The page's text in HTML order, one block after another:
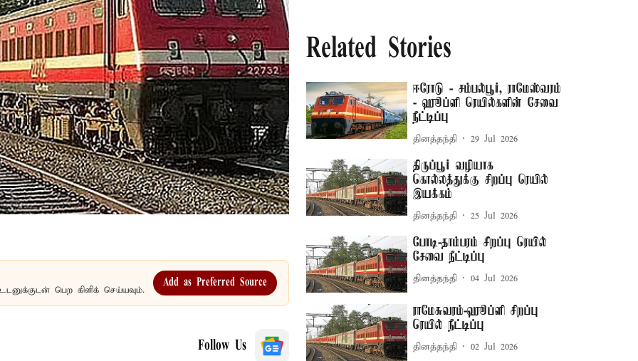
பெற கிளிக் செய்யவும்.
Add as Preferred Source
Follow Us
Related Stories
ஈரோடு - சம்பல்பூர், ராமேஸ்வரம்
- ஹூப்ளி ரெயில்களின் சேவை
நீட்டிப்பு
தினத்தந்தி 29 Jul 2026
திருப்பூர் வழியாக
கொல்லத்துக்கு சிறப்பு ரெயில்
இயக்கம்
தினத்தந்தி 25 Jul 2026
போடி-தாம்பரம் சிறப்பு ரெயில்
சேவை நீட்டிப்பு
தினத்தந்தி 04 Jul 2026
ராமேசுவரம்-ஹூப்ளி சிறப்பு
ரெயில் நீட்டிப்பு
தினத்தந்தி 02 Jul 2026